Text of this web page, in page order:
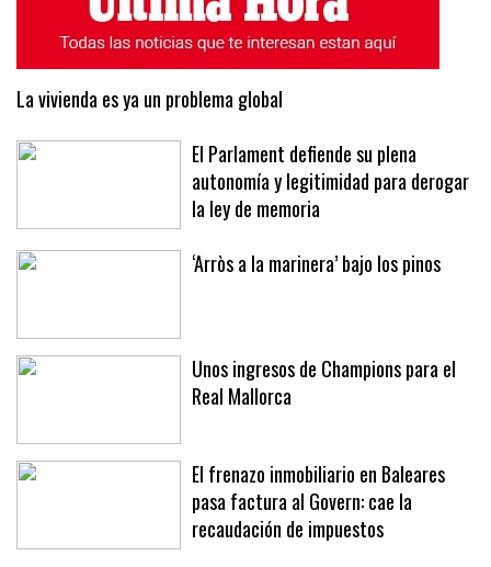
La vivienda es ya un problema global
El Parlament defiende su plena
autonomía y legitimidad para derogar
la ley de memoria
‘Arròs a la marinera’ bajo los pinos
Unos ingresos de Champions para el
Real Mallorca
El frenazo inmobiliario en Baleares
pasa factura al Govern: cae la
recaudación de impuestos